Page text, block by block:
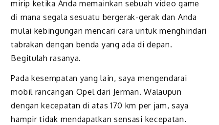
mirip ketika Anda memainkan sebuah video game
di mana segala sesuatu bergerak-gerak dan Anda
mulai kebingungan mencari cara untuk menghindari
tabrakan dengan benda yang ada di depan.
Begitulah rasanya.
Pada kesempatan yang lain, saya mengendarai
mobil rancangan Opel dari Jerman. Walaupun
dengan kecepatan di atas 170 km per jam, saya
hampir tidak mendapatkan sensasi kecepatan.